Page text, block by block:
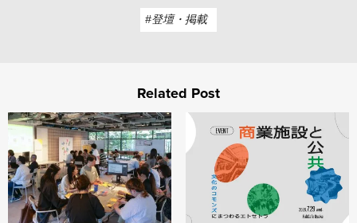
#登壇・掲載
Related Post
Service Design Jam vol.4 他社のサービスを勝手に考える
【アーカイブ配信】商業施